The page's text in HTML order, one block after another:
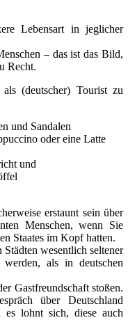
Lebensart in jeglicher
– das ist das Bild,
Recht.
(deutscher) Tourist zu
und Sandalen
oder eine Latte
und
erstaunt sein über
Menschen, wenn Sie
Staates im Kopf hatten.
wesentlich seltener
als in deutschen
Gastfreundschaft stoßen.
über Deutschland
lohnt sich, diese auch